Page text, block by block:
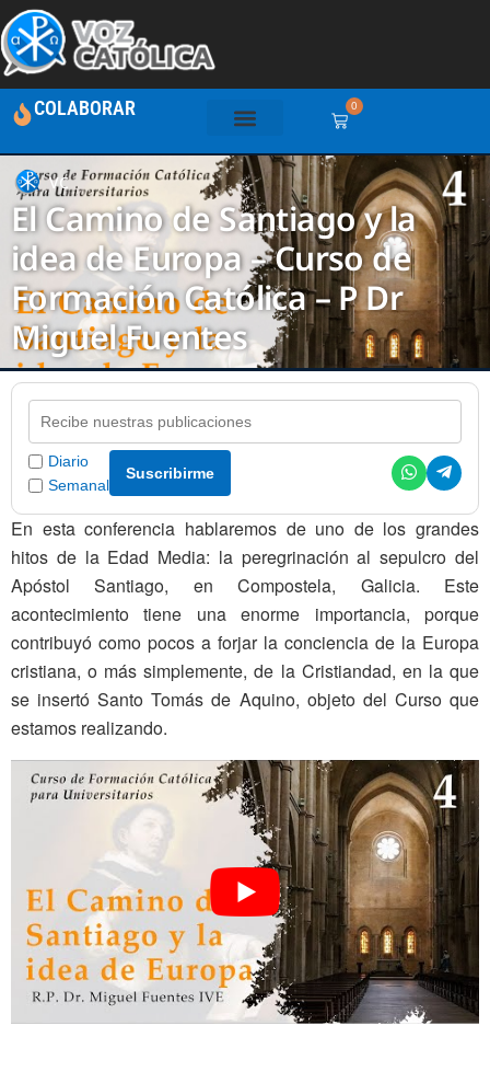
COLABORAR 0
VC
El Camino de Santiago y la
idea de Europa – Curso de
Formación Católica – P Dr
Miguel Fuentes
Diario
Semanal
Suscribirme
En esta conferencia hablaremos de uno de los grandes
hitos de la Edad Media: la peregrinación al sepulcro del
Apóstol Santiago, en Compostela, Galicia. Este
acontecimiento tiene una enorme importancia, porque
contribuyó como pocos a forjar la conciencia de la Europa
cristiana, o más simplemente, de la Cristiandad, en la que
se insertó Santo Tomás de Aquino, objeto del Curso que
estamos realizando.